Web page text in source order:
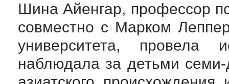
Шина Айенгар, профессор
совместно с Марком
университета, провела
наблюдала за детьми семи-